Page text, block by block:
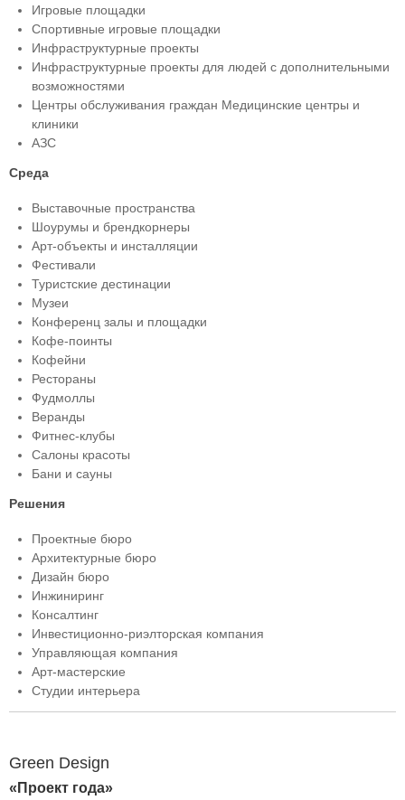
Игровые площадки
Спортивные игровые площадки
Инфраструктурные проекты
Инфраструктурные проекты для людей с дополнительными
возможностями
Центры обслуживания граждан Медицинские центры и
клиники
АЗС
Среда
Выставочные пространства
Шоурумы и брендкорнеры
Арт-объекты и инсталляции
Фестивали
Туристские дестинации
Музеи
Конференц залы и площадки
Кофе-поинты
Кофейни
Рестораны
Фудмоллы
Веранды
Фитнес-клубы
Салоны красоты
Бани и сауны
Решения
Проектные бюро
Архитектурные бюро
Дизайн бюро
Инжиниринг
Консалтинг
Инвестиционно-риэлторская компания
Управляющая компания
Арт-мастерские
Студии интерьера
Green Design
«Проект года»